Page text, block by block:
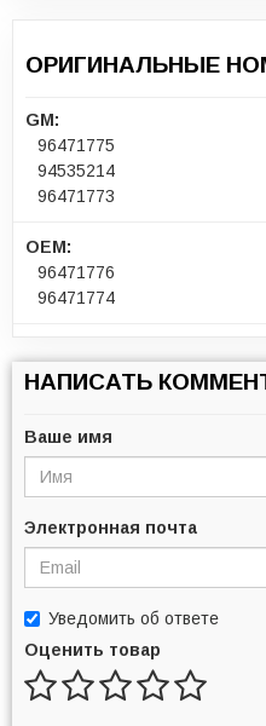
ОРИГИНАЛЬНЫЕ
GM:
96471775
94535214
96471773
OEM:
96471776
96471774
НАПИСАТЬ
Ваше имя
Электронная почта
Уведомить об ответе
Оценить товар